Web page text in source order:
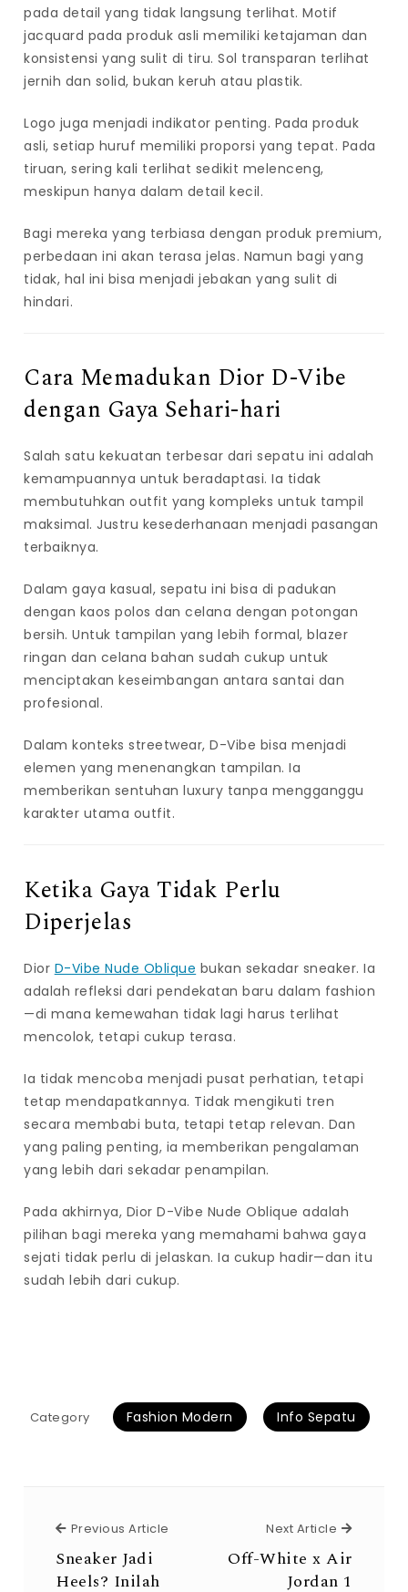
pada detail yang tidak langsung terlihat. Motif
jacquard pada produk asli memiliki ketajaman dan
konsistensi yang sulit di tiru. Sol transparan terlihat
jernih dan solid, bukan keruh atau plastik.
Logo juga menjadi indikator penting. Pada produk
asli, setiap huruf memiliki proporsi yang tepat. Pada
tiruan, sering kali terlihat sedikit melenceng,
meskipun hanya dalam detail kecil.
Bagi mereka yang terbiasa dengan produk premium,
perbedaan ini akan terasa jelas. Namun bagi yang
tidak, hal ini bisa menjadi jebakan yang sulit di
hindari.
Cara Memadukan Dior D-Vibe
dengan Gaya Sehari-hari
Salah satu kekuatan terbesar dari sepatu ini adalah
kemampuannya untuk beradaptasi. Ia tidak
membutuhkan outfit yang kompleks untuk tampil
maksimal. Justru kesederhanaan menjadi pasangan
terbaiknya.
Dalam gaya kasual, sepatu ini bisa di padukan
dengan kaos polos dan celana dengan potongan
bersih. Untuk tampilan yang lebih formal, blazer
ringan dan celana bahan sudah cukup untuk
menciptakan keseimbangan antara santai dan
profesional.
Dalam konteks streetwear, D-Vibe bisa menjadi
elemen yang menenangkan tampilan. Ia
memberikan sentuhan luxury tanpa mengganggu
karakter utama outfit.
Ketika Gaya Tidak Perlu
Diperjelas
Dior D-Vibe Nude Oblique bukan sekadar sneaker. Ia
adalah refleksi dari pendekatan baru dalam fashion
—di mana kemewahan tidak lagi harus terlihat
mencolok, tetapi cukup terasa.
Ia tidak mencoba menjadi pusat perhatian, tetapi
tetap mendapatkannya. Tidak mengikuti tren
secara membabi buta, tetapi tetap relevan. Dan
yang paling penting, ia memberikan pengalaman
yang lebih dari sekadar penampilan.
Pada akhirnya, Dior D-Vibe Nude Oblique adalah
pilihan bagi mereka yang memahami bahwa gaya
sejati tidak perlu di jelaskan. Ia cukup hadir—dan itu
sudah lebih dari cukup.
Category Fashion Modern Info Sepatu
Previous Article Previous Article
Sneaker Jadi
Heels? Inilah
Next Article Next
Off-White x Air
Jordan 1